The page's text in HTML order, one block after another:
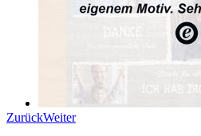
ZurückWeiter